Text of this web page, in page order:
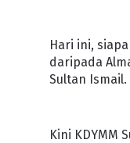
Hari ini,
daripada
Sultan Ismail.
Kini KDYMM